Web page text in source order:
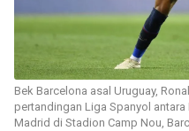
Bek Barcelona asal Uruguay,
pertandingan Liga Spanyol
Madrid di Stadion Camp Nou,